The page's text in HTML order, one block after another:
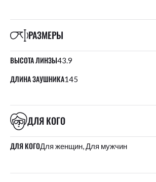
РАЗМЕРЫ
ВЫСОТА ЛИНЗЫ43.9
ДЛИНА ЗАУШНИКА145
ДЛЯ КОГО
ДЛЯ КОГОДля женщин, Для мужчин